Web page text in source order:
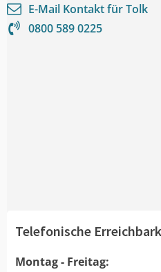
E-Mail Kontakt fürTolk
0800 589 0225
Telefonische
Montag - Freitag: